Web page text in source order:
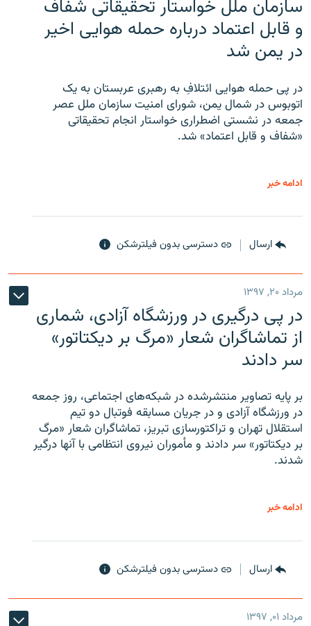
سازمان ملل خواستار تحقیقاتی شفاف
و قابل اعتماد درباره حمله هوایی اخیر
در یمن شد
در پی حمله هوایی ائتلافِ به رهبری عربستان به یک
اتوبوس در شمال یمن، شورای امنیت سازمان ملل عصر
جمعه در نشستی اضطراری خواستار انجام تحقیقاتی
«شفاف و قابل اعتماد» شد.
ادامه خبر
ارسال دسترسی بدون فیلترشکن
مرداد ۲۰, ۱۳۹۷
در پی درگیری در ورزشگاه آزادی، شماری
از تماشاگران شعار «مرگ بر دیکتاتور»
سر دادند
بر پایه تصاویر منتشرشده در شبکه‌های اجتماعی، روز جمعه
در ورزشگاه آزادی و در جریان مسابقه فوتبال دو تیم
استقلال تهران و تراکتورسازی تبریز، تماشاگران شعار «مرگ
بر دیکتاتور» سر دادند و مأموران نیروی انتظامی با آنها درگیر
شدند.
ادامه خبر
ارسال دسترسی بدون فیلترشکن
مرداد ۰۱, ۱۳۹۷